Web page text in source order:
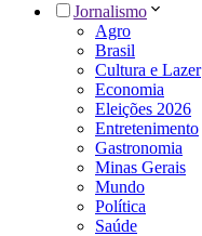
Jornalismo
Agro
Brasil
Cultura e Lazer
Economia
Eleições 2026
Entretenimento
Gastronomia
Minas Gerais
Mundo
Política
Saúde